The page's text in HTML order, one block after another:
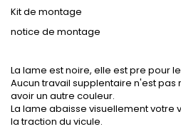
Kit de montage
notice de montage
La lame est noire, elle est pre pour
Aucun travail supplentaire n'est pas
avoir un autre couleur.
La lame abaisse visuellement votre
la traction du vicule.